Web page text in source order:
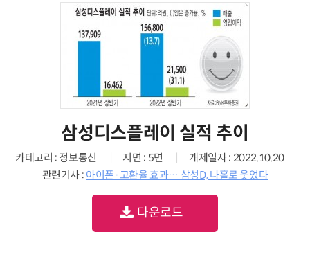
삼성디스플레이 실적 추이
카테고리 : 정보통신 지면 : 5면
개제일자 : 2022.10.20
관련기사 : 아이폰·고환율 효과… 삼성D, 나홀로 웃었다
다운로드